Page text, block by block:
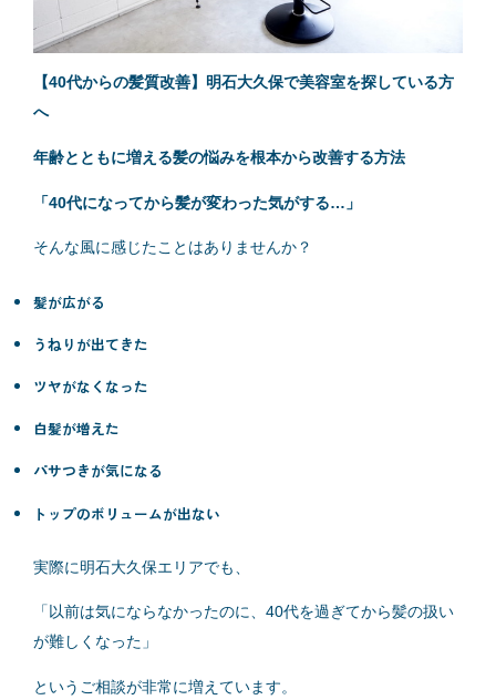
【40代からの髪質改善】明石大久保で美容室を探している方
へ
年齢とともに増える髪の悩みを根本から改善する方法
「40代になってから髪が変わった気がする…」
そんな風に感じたことはありませんか？
髪が広がる
うねりが出てきた
ツヤがなくなった
白髪が増えた
パサつきが気になる
トップのボリュームが出ない
実際に明石大久保エリアでも、
「以前は気にならなかったのに、40代を過ぎてから髪の扱い
が難しくなった」
というご相談が非常に増えています。